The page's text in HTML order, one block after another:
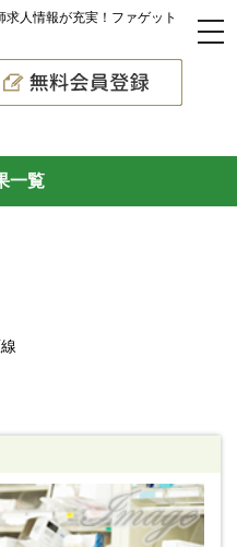
人情報が充実！ファゲット
一覧